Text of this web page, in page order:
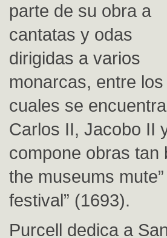
parte de su obra a
cantatas y odas
dirigidas a varios
monarcas, entre los
cuales se
Carlos II, Jacobo II
compone obras tan
the museums
festival” (1693).
Purcell dedica a